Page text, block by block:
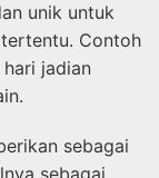
unik untuk
Contoh
jadian
sebagai